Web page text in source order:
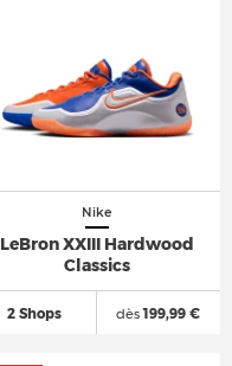
Nike
LeBron XXIII Hardwood
Classics
2 Shops dès199,99 €